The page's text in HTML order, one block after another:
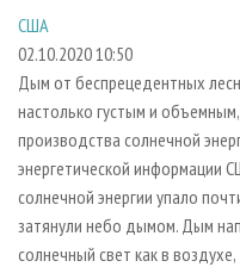
СУШКА ДРЕВЕСИНЫ
ПРОИЗВОДСТВО
ДЕРЕВЯННОЕ
ПРОИЗВОДСТВО
БИОЭНЕРГЕТИКА
ЦБП
ПЕРСОНЫ
МОБИЛЬНЫЕ ВЫСТАВКИ
ОФИЦИАЛЬНЫЕ
ПРИОРИТЕТНЫЕ
RUSSIAN FORESTRY
ГАЗЕТА
КОНТАКТЫ
РЕКЛАМОДАТЕЛЯМ
РЕКЛАМА
РЕКЛАМА НА САЙТЕ
США
02.10.2020 10:50
Дым от беспрецедентных
настолько густым и
производства солнечной
энергетической информации
солнечной энергии упало
затянули небо дымом. Дым
солнечный свет как в